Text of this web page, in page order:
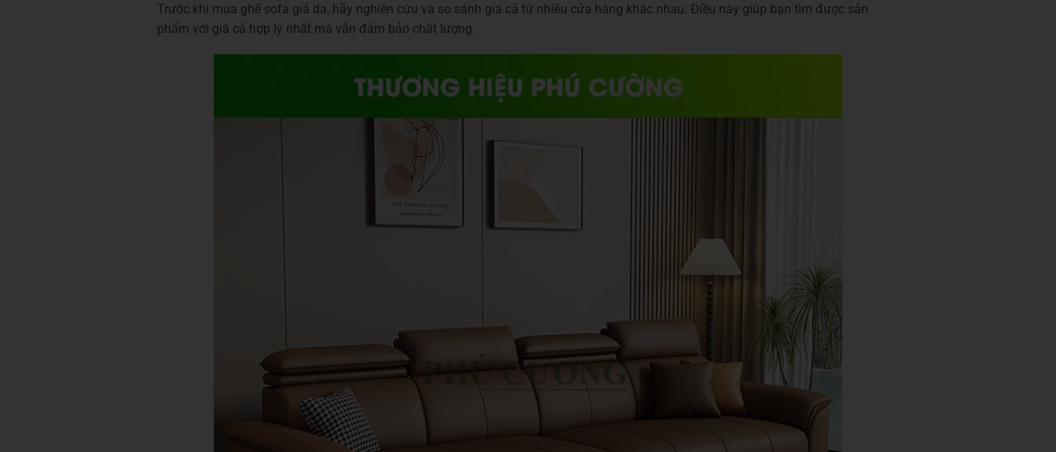
Trước khi mua ghế sofa giả da, hãy nghiên cứu và so sánh giá cả từ nhiều cửa hàng khác nhau. Điều này giúp bạn tìm được sản
phẩm với giá cả hợp lý nhất mà vẫn đảm bảo chất lượng.